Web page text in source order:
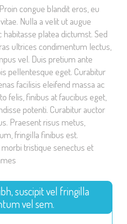
congue blandit eros, eu
Nulla a velit ut augue
platea dictumst. Sed
ultrices condimentum lectus,
vel. Duis pretium ante
pellentesque eget. Curabitur
facilisis eleifend massa ac
felis, finibus at faucibus eget,
potenti. Curabitur auctor
Praesent risus metus,
fringilla finibus est.
tristique senectus et
suscipit vel fringilla
vel sem.